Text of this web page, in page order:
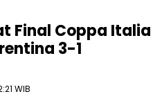
Final Coppa Italia
3-1
WIB